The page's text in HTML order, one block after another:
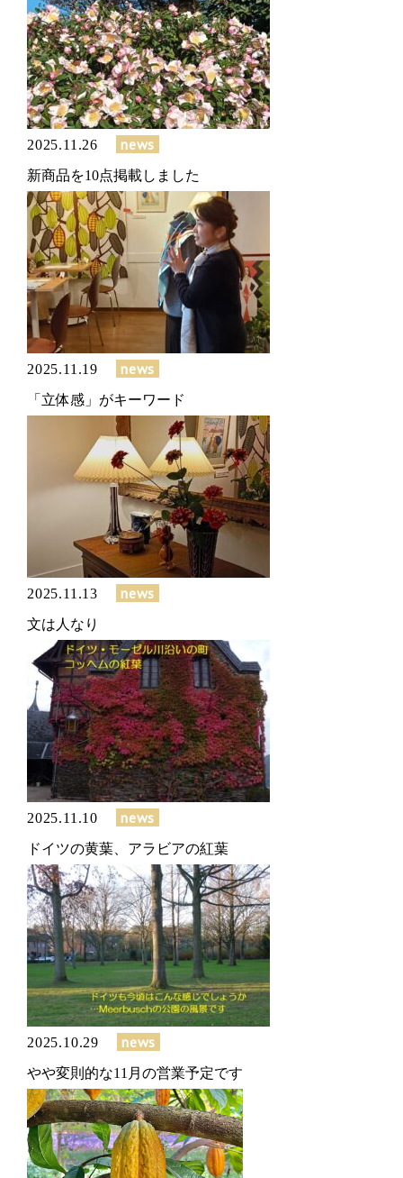
2025.11.26 news
新商品を10点掲載しました
2025.11.19 news
「立体感」がキーワード
2025.11.13 news
文は人なり
2025.11.10 news
ドイツの黄葉、アラビアの紅葉
2025.10.29 news
やや変則的な11月の営業予定です